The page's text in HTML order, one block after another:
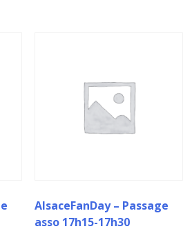
AlsaceFanDay – Passage
asso 17h15-17h30